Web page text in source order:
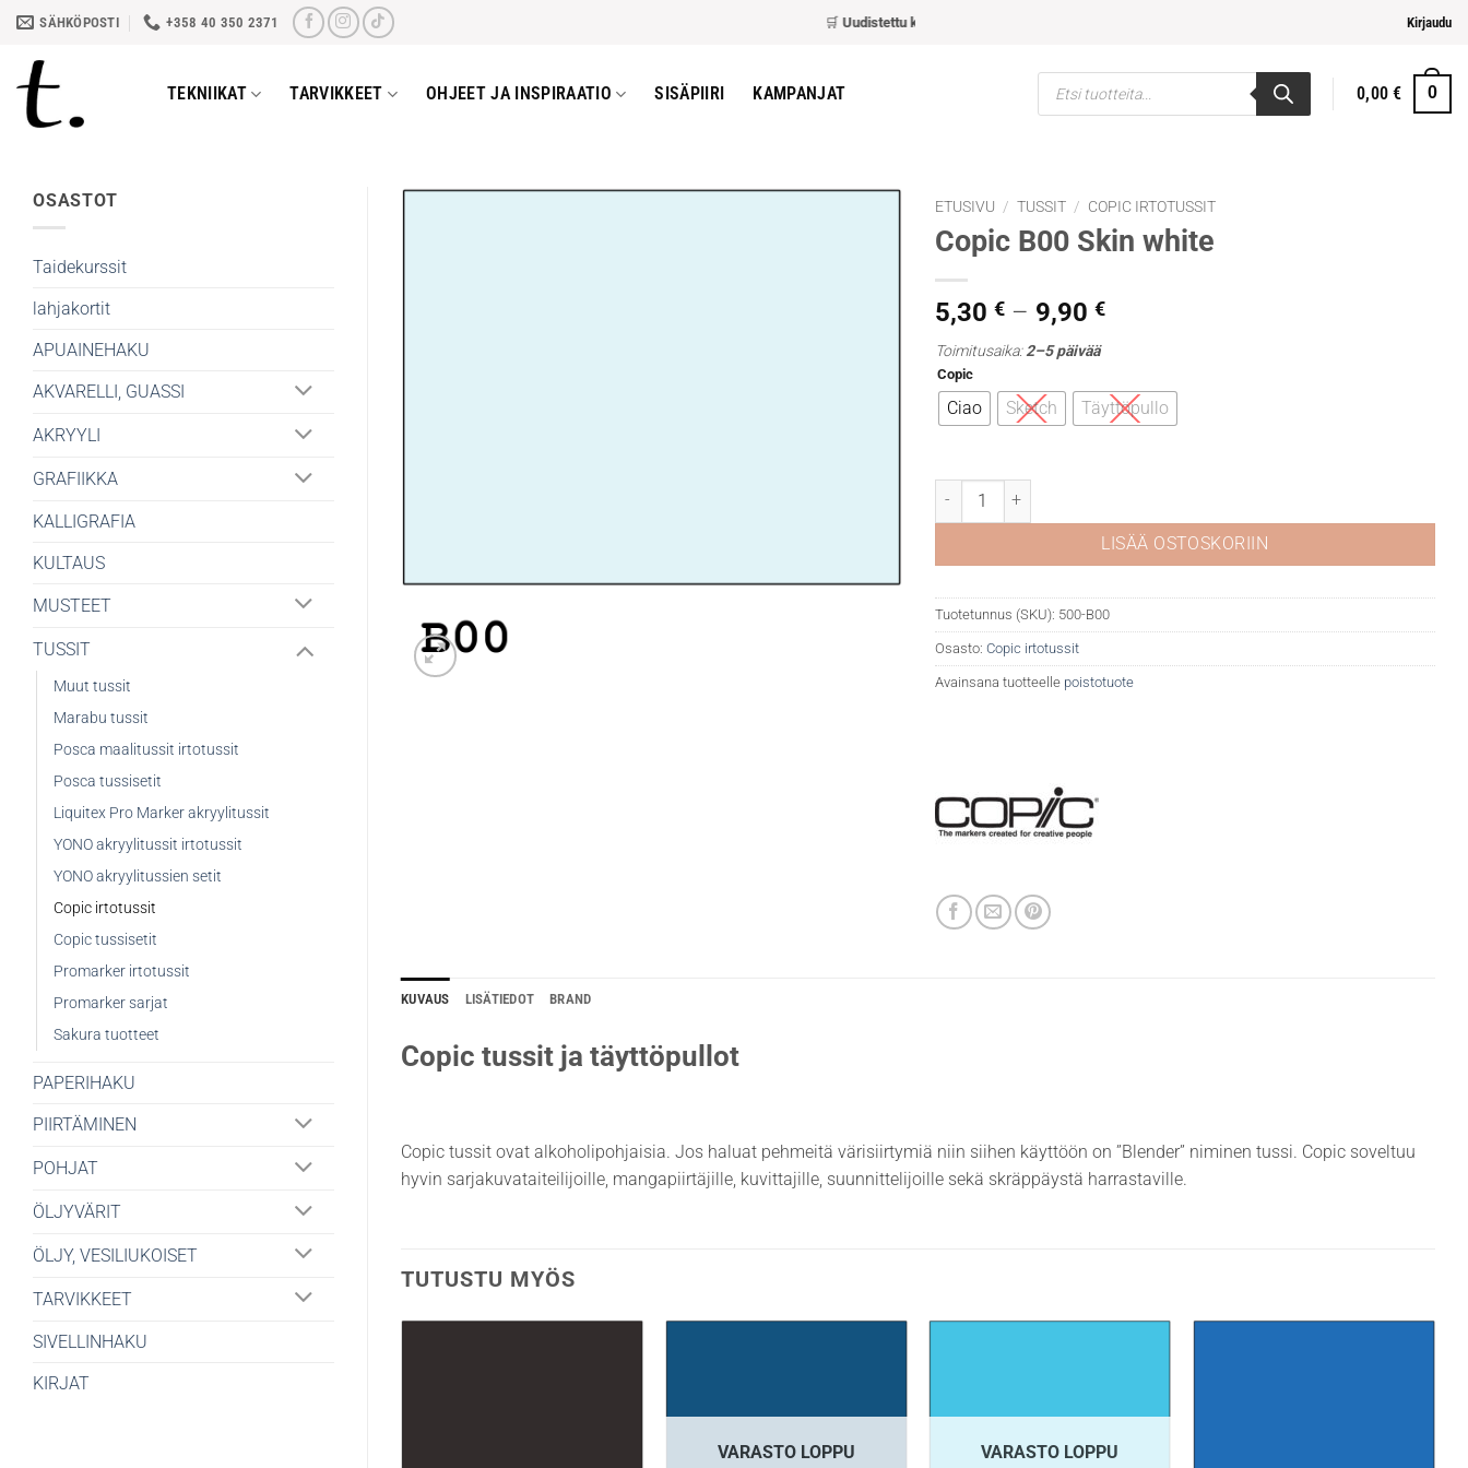
Skip
content
SÄHKÖPOSTI +358 40 350 2371 Uudistettu kassa Kirjaudu
TEKNIIKAT TARVIKKEET OHJEET JA INSPIRAATIO SISÄPIIRI KAMPANJAT
Products
search
0,00€ 0
OSASTOT
Taidekurssit
lahjakortit
APUAINEHAKU
AKVARELLI, GUASSI
AKRYYLI
GRAFIIKKA
KALLIGRAFIA
KULTAUS
MUSTEET
TUSSIT
Muut tussit
Marabu tussit
Posca maalitussit irtotussit
Posca tussisetit
Liquitex Pro Marker akryylitussit
YONO akryylitussit irtotussit
YONO akryylitussien setit
Copic irtotussit
Copic tussisetit
Promarker irtotussit
Promarker sarjat
Sakura tuotteet
PAPERIHAKU
PIIRTÄMINEN
POHJAT
ÖLJYVÄRIT
ÖLJY, VESILIUKOISET
TARVIKKEET
SIVELLINHAKU
KIRJAT
ETUSIVU / TUSSIT / COPIC IRTOTUSSIT
Copic B00 Skin white
5,30 € – 9,90 €Hintaluokka:
9,90 €
Toimitusaika:2–5 päivää
Copic
Ciao Sketch Täyttöpullo
Copic B00 Skin white määrä
LISÄÄ OSTOSKORIIN
Tuotetunnus (SKU): 500-B00
Osasto: Copic irtotussit
Avainsana tuotteelle poistotuote
KUVAUS LISÄTIEDOT BRAND
Copic tussit ja täyttöpullot
Copic tussit ovat alkoholipohjaisia. Jos haluat pehmeitä värisiirtymiä niin siihen käyttöön on ”Blender” niminen tussi. Copic soveltuu
hyvin sarjakuvataiteilijoille, mangapiirtäjille, kuvittajille, suunnittelijoille sekä skräppäystä harrastaville.
TUTUSTU MYÖS
VARASTO LOPPU VARASTO LOPPU